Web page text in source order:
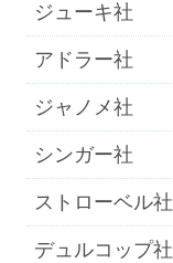
ジューキ社
アドラー社
ジャノメ社
シンガー社
ストローベル社
デュルコップ社